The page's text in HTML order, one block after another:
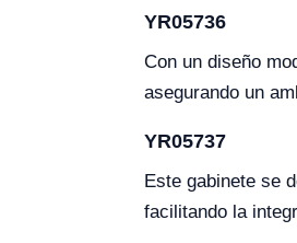
YR05736
Con un diseño
asegurando un
YR05737
Este gabinete se
facilitando la